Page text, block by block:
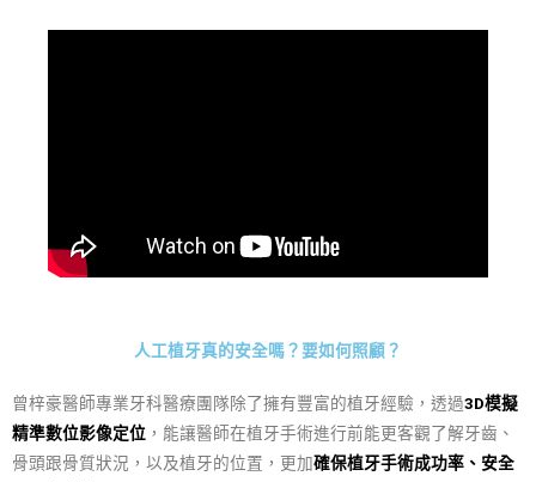
人工植牙真的安全嗎？要如何照顧？
曾梓豪醫師專業牙科醫療團隊除了擁有豐富的植牙經驗，透過3D模擬
精準數位影像定位 ，能讓醫師在植牙手術進行前能更客觀了解牙齒、
骨頭跟骨質狀況，以及植牙的位置，更加確保植牙手術成功率、安全